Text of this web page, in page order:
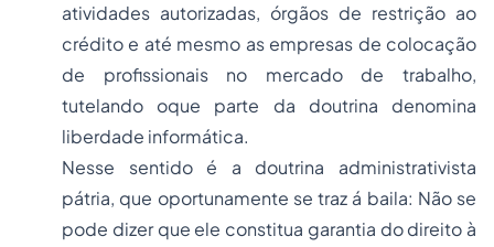
atividades autorizadas, órgãos de restrição ao
crédito e até mesmo as empresas de colocação
de profissionais no mercado de trabalho,
tutelando oque parte da doutrina denomina
liberdade informática.
Nesse sentido é a doutrina administrativista
pátria, que oportunamente se traz á baila: Não se
pode dizer que ele constitua garantia do direito à